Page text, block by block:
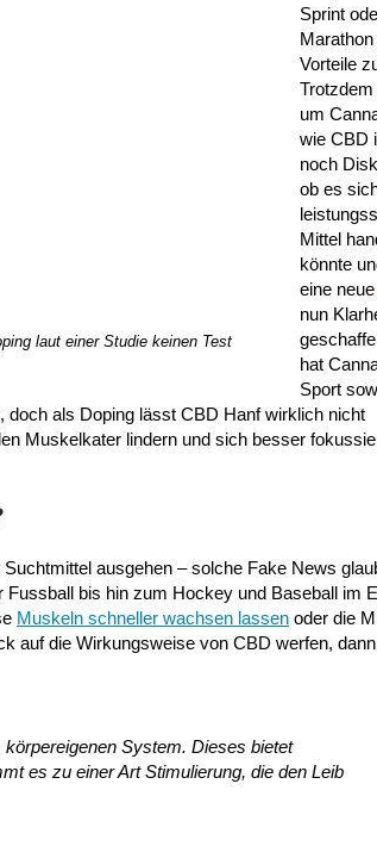
laut einer Studie keinen Test
Sprint
Vorteile
Trotzdem
um
wie CBD
noch
ob es
Mittel
könnte
eine neue
nun
hat
Sport
doch als Doping lässt CBD Hanf wirklich nicht
Muskelkater lindern und sich besser
ausgehen – solche Fake News
bis hin zum Hockey und Baseball im
Muskeln schneller wachsen lassen oder die
auf die Wirkungsweise von CBD werfen,
System. Dieses bietet
es zu einer Art Stimulierung, die den Leib